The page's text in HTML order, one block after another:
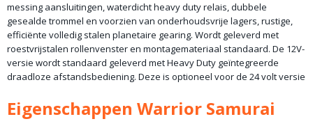
messing aansluitingen, waterdicht heavy duty relais, dubbele
gesealde trommel en voorzien van onderhoudsvrije lagers, rustige,
efficiënte volledig stalen planetaire gearing. Wordt geleverd met
roestvrijstalen rollenvenster en montagemateriaal standaard. De 12V-
versie wordt standaard geleverd met Heavy Duty geïntegreerde
draadloze afstandsbediening. Deze is optioneel voor de 24 volt versie
Eigenschappen Warrior Samurai